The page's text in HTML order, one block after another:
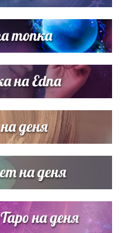
топка
на Edna
деня
на деня
на деня